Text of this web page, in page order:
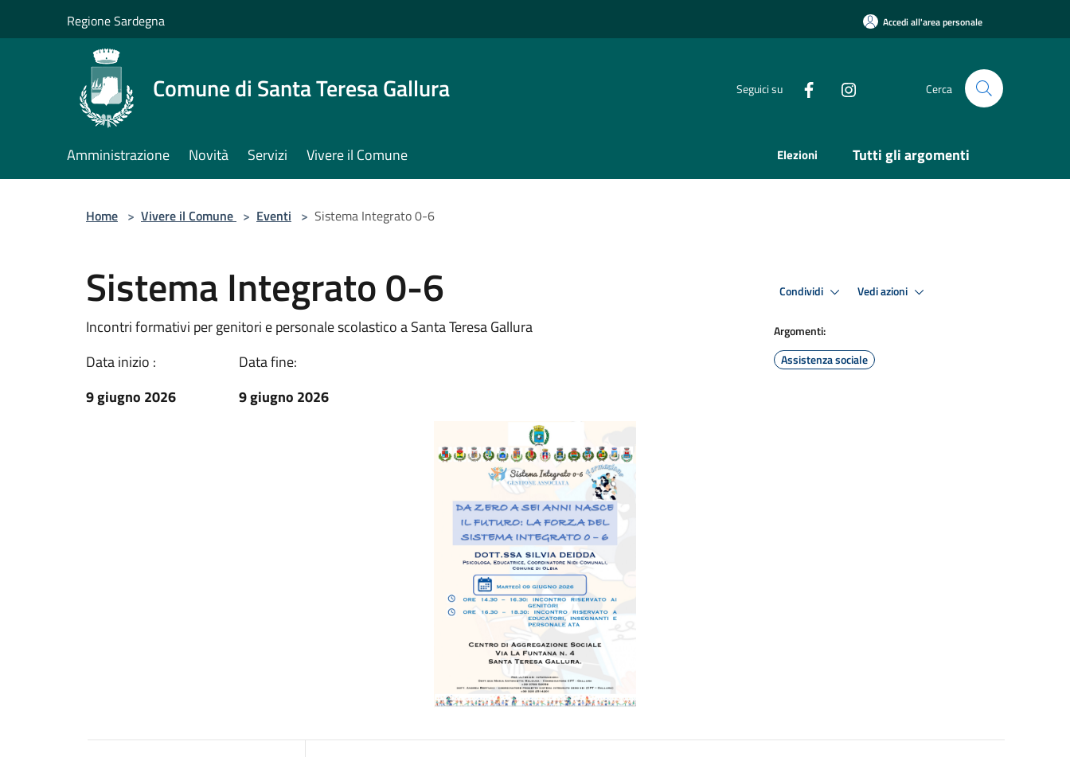
Regione Sardegna Accedi all'area personale
Comune di Santa Teresa Gallura Seguici su Cerca
Amministrazione Novità Servizi Vivere il Comune Elezioni Tutti gli argomenti
Home > Vivere il Comune > Eventi > Sistema Integrato 0-6
Sistema Integrato 0-6
Incontri formativi per genitori e personale scolastico a Santa Teresa Gallura
Data inizio :
9 giugno 2026
Data fine:
9 giugno 2026
Condividi Vedi azioni
Argomenti:
Assistenza sociale